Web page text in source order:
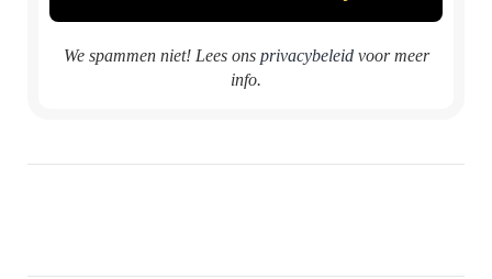
We spammen niet! Lees ons privacybeleidvoor meer
info.